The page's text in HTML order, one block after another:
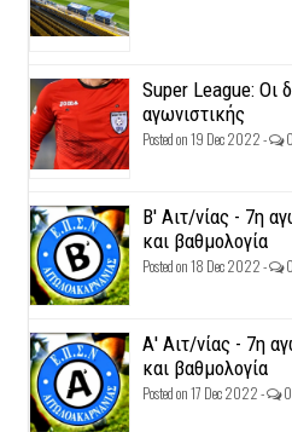
Super League: Οι
αγωνιστικής
Posted on 19 Dec 2022 -
Β' Αιτ/νίας - 7η
και βαθμολογία
Posted on 18 Dec 2022 -
Α' Αιτ/νίας - 7η
και βαθμολογία
Posted on 17 Dec 2022 - 0